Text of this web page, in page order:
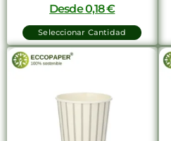
Desde0,18€
Seleccionar Cantidad